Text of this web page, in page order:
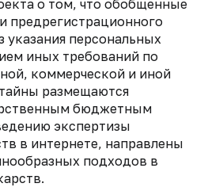
о том, что обобщенные
предрегистрационного
указания персональных
иных требований по
коммерческой и иной
размещаются
бюджетным
экспертизы
в интернете, направлены
подходов в